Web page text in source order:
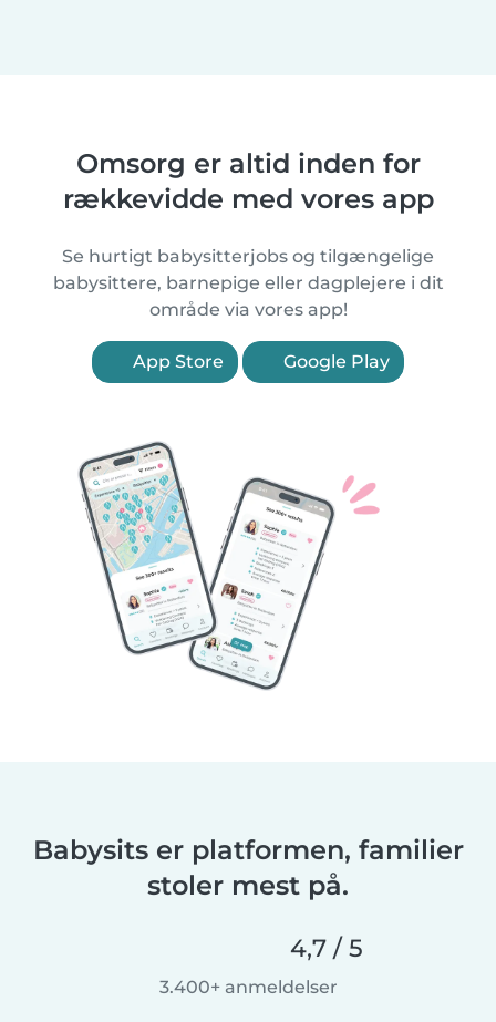
Omsorg er altid inden for
rækkevidde med vores app
Se hurtigt babysitterjobs og tilgængelige
babysittere, barnepige eller dagplejere i dit
område via vores app!
App Store Google Play
Babysits er platformen, familier
stoler mest på.
4,7 / 5
3.400+ anmeldelser